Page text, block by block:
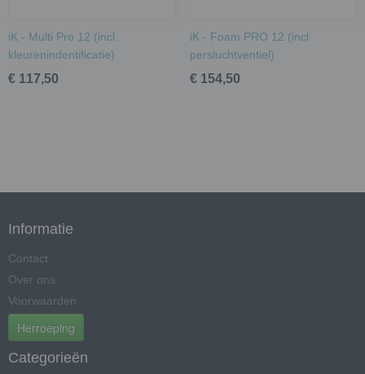
iK - Multi Pro 12 (incl.
kleurenindentificatie)
€ 117,50
iK - Foam PRO 12 (incl
persluchtventiel)
€ 154,50
Informatie
Contact
Over ons
Voorwaarden
Herroeping
Categorieën